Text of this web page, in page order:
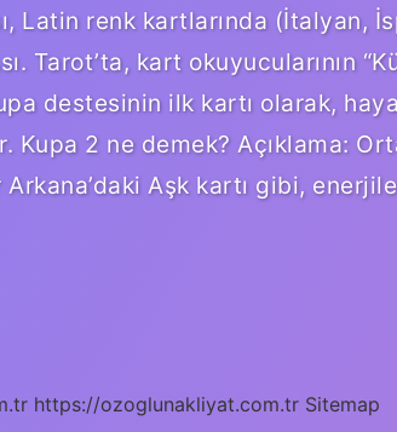
Latin renk kartlarında (İtalyan,
Tarot’ta, kart okuyucularının
destesinin ilk kartı olarak,
Kupa 2 ne demek? Açıklama:
Aşk kartı gibi,
https://ozoglunakliyat.com.tr Sitemap